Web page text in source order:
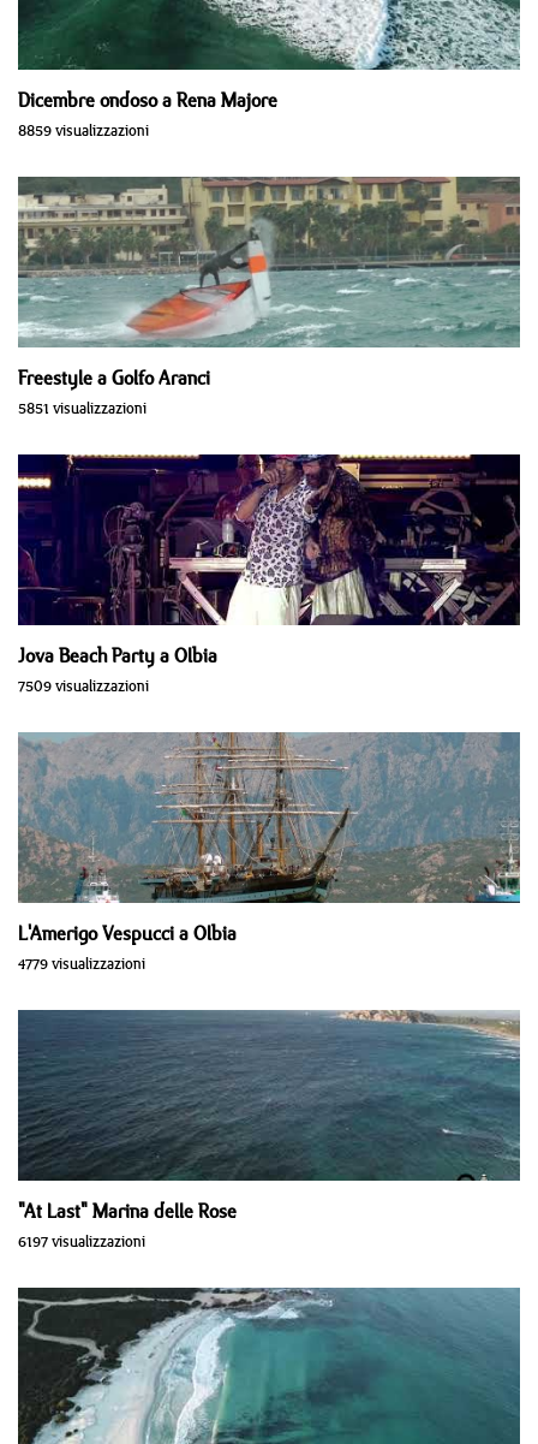
Dicembre ondoso a Rena Majore
8859 visualizzazioni
Freestyle a Golfo Aranci
5851 visualizzazioni
Jova Beach Party a Olbia
7509 visualizzazioni
L'Amerigo Vespucci a Olbia
4779 visualizzazioni
"At Last" Marina delle Rose
6197 visualizzazioni